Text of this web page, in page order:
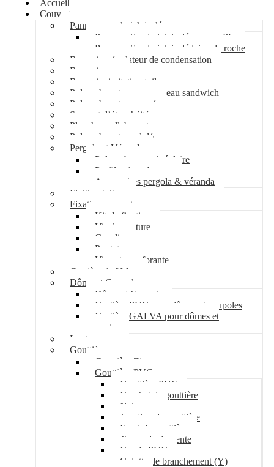
Accueil
Couverture
Panneau sandwich isolé
Panneau Sandwich isolé mousse PU
Panneau Sandwich isolé laine de roche
Bac acier régulateur de condensation
Bac acier sec
Bac acier imitation tuile
Polycarbonate pour panneau sandwich
Polycarbonate nervuré
Support d’étanchéité
Plancher collaborant
Polycarbonate ondulé
Pergola et Véranda
Polycarbonate alvéolaire
Profil polycarbonate
Accessoires pergola & véranda
Finition toiture
Fixation couverture
Kit de fixation
Vis de couture
Cavalier
Pontet
Vis auto-perforante
Costière de Velux
Dôme et Coupole
Dôme et Coupole
Costière PVC pour dômes et coupoles
Costière GALVA pour dômes et
coupoles
Lanterneau
Gouttière
Gouttière Zinc
Gouttière PVC
Gouttière PVC
Crochet de gouttière
Naissance
Jonction de gouttière
Fond de gouttière
Tuyau de descente
Coude PVC
Culotte de branchement (Y)